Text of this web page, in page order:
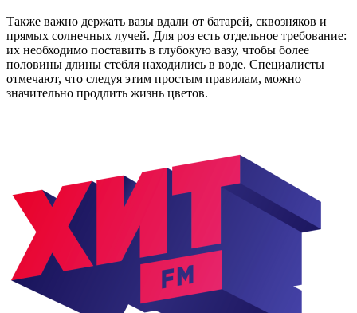
Также важно держать вазы вдали от батарей, сквозняков и
прямых солнечных лучей. Для роз есть отдельное требование:
их необходимо поставить в глубокую вазу, чтобы более
половины длины стебля находились в воде. Специалисты
отмечают, что следуя этим простым правилам, можно
значительно продлить жизнь цветов.